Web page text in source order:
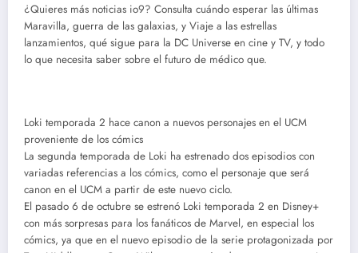
¿Quieres más noticias io9? Consulta cuándo esperar las últimas
Maravilla, guerra de las galaxias, y Viaje a las estrellas
lanzamientos, qué sigue para la DC Universe en cine y TV, y todo
lo que necesita saber sobre el futuro de médico que.
Loki temporada 2 hace canon a nuevos personajes en el UCM
proveniente de los cómics
La segunda temporada de Loki ha estrenado dos episodios con
variadas referencias a los cómics, como el personaje que será
canon en el UCM a partir de este nuevo ciclo.
El pasado 6 de octubre se estrenó Loki temporada 2 en Disney+
con más sorpresas para los fanáticos de Marvel, en especial los
cómics, ya que en el nuevo episodio de la serie protagonizada por